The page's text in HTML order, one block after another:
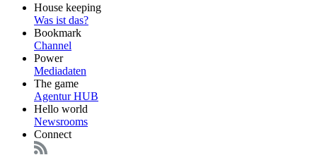
FooterHouse keeping
Was ist das?
Bookmark
Channel
Power
Mediadaten
The game
Agentur HUB
Hello world
Newsrooms
Connect